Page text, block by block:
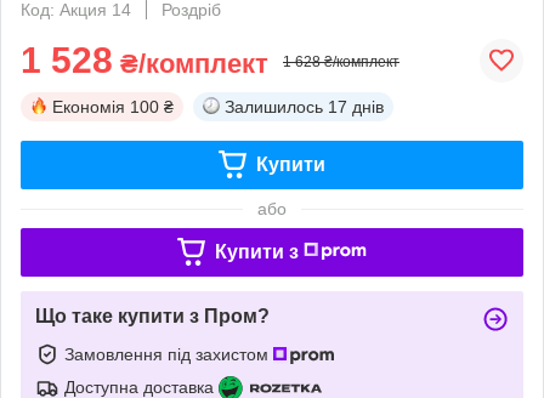
Код: Акция 14
Роздріб
1 528 ₴/комплект 1 628 ₴/комплект
Економія 100 ₴ Залишилось 17 днів
Купити
або
Купити з
Що таке купити з Пром?
Замовлення під захистом
Доступна доставка